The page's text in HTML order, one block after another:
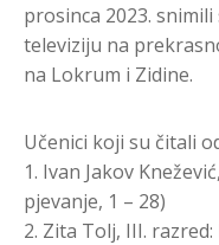
prosinca 2023.
televiziju na
na Lokrum i Zidine.
Učenici koji su čitali
1. Ivan Jakov
pjevanje, 1 – 28)
2. Zita Tolj, III.